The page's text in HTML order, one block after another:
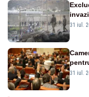
31 iul.
PNL
31 iul.